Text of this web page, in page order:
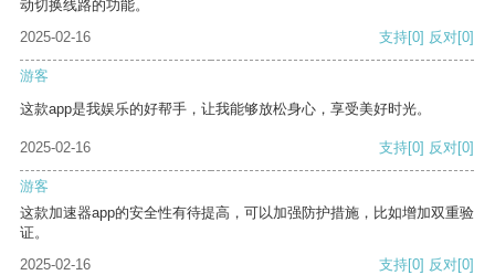
动切换线路的功能。
2025-02-16
支持[0] 反对[0]
游客
这款app是我娱乐的好帮手，让我能够放松身心，享受美好时光。
2025-02-16 支持[0] 反对[0]
游客
这款加速器app的安全性有待提高，可以加强防护措施，比如增加双重验
证。
2025-02-16
支持[0] 反对[0]